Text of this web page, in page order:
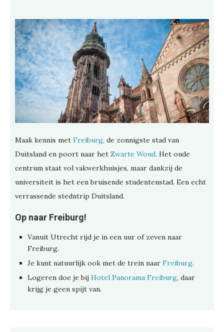
Maak kennis met Freiburg, de zonnigste stad van
Duitsland en poort naar het Zwarte Woud. Het oude
centrum staat vol vakwerkhuisjes, maar dankzij de
universiteit is het een bruisende studentenstad. Een echt
verrassende stedntrip Duitsland.
Op naar Freiburg!
Vanuit Utrecht rijd je in een uur of zeven naar
Freiburg.
Je kunt natuurlijk ook met de trein naar Freiburg.
Logeren doe je bij Hotel Panorama Freiburg, daar
krijg je geen spijt van.